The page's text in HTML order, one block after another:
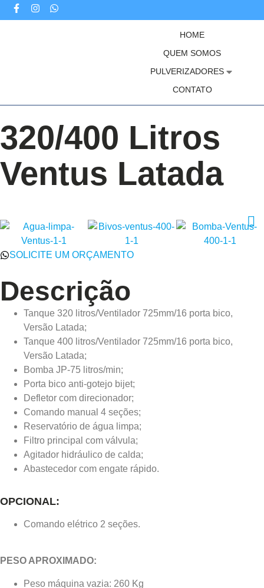
HOME
QUEM SOMOS
PULVERIZADORES
CONTATO
320/400 Litros
Ventus Latada
SOLICITE UM ORÇAMENTO
Descrição
Tanque 320 litros/Ventilador 725mm/16 porta bico,
Versão Latada;
Tanque 400 litros/Ventilador 725mm/16 porta bico,
Versão Latada;
Bomba JP-75 litros/min;
Porta bico anti-gotejo bijet;
Defletor com direcionador;
Comando manual 4 seções;
Reservatório de água limpa;
Filtro principal com válvula;
Agitador hidráulico de calda;
Abastecedor com engate rápido.
OPCIONAL:
Comando elétrico 2 seções.
PESO APROXIMADO:
Peso máquina vazia: 260 Kg